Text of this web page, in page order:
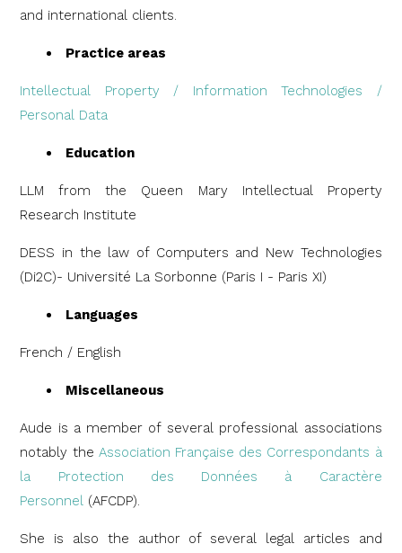
and international clients.
Practice areas
Intellectual Property / Information Technologies /
Personal Data​
Education
LLM from the Queen Mary Intellectual Property
Research Institute
DESS in the law of Computers and New Technologies
(Di2C)- Université La Sorbonne (Paris I - Paris XI)
Languages
French / English
Miscellaneous
Aude is a member of several professional associations
notably the Association Française des Correspondants à
la Protection des Données à Caractère
Personnel (AFCDP).
She is also the author of several legal articles and